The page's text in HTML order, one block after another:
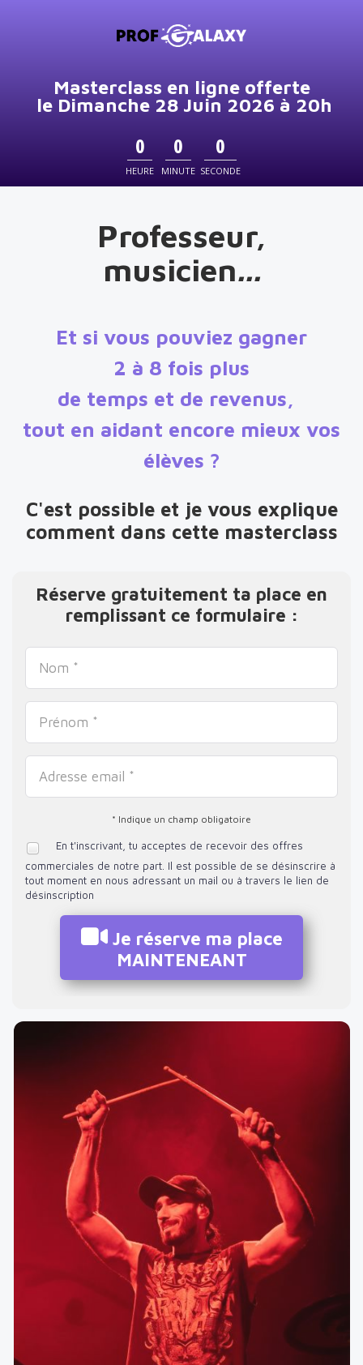
Masterclass en ligne offerte
le Dimanche 28 Juin 2026 à 20h
0
HEURE
0
MINUTE
0
SECONDE
Professeur,
musicien...
Et si vous pouviez gagner
2 à 8 fois plus
de temps et de revenus,
tout en aidant encore mieux vos
élèves ?
C'est possible et je vous explique
comment dans cette masterclass
Réserve gratuitement ta place en
remplissant ce formulaire :
* Indique un champ obligatoire
En t'inscrivant, tu acceptes de recevoir des offres
commerciales de notre part. Il est possible de se désinscrire à
tout moment en nous adressant un mail ou à travers le lien de
désinscription
Je réserve ma place
MAINTENEANT